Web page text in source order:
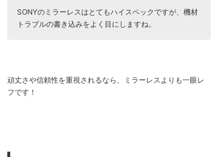
SONYのミラーレスはとてもハイスペックですが、機材
トラブルの書き込みをよく目にしますね。
頑丈さや信頼性を重視されるなら、ミラーレスよりも一眼レ
フです！